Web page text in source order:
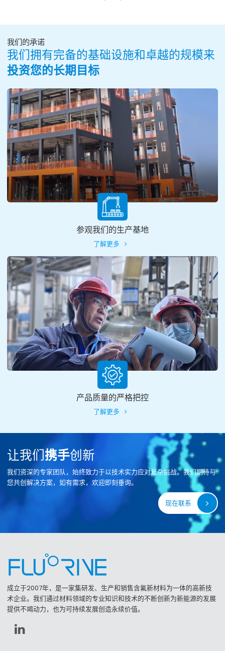
我们的承诺
我们拥有完备的基础设施和卓越的规模来
投资您的长期目标
参观我们的生产基地
了解更多
产品质量的严格把控
了解更多
让我们携手创新
我们资深的专家团队，始终致力于以技术实力应对复杂挑战。我们期待与
您共创解决方案，如有需求，欢迎即刻垂询。
现在联系
成立于2007年，是一家集研发、生产和销售含氟新材料为一体的高新技
术企业。我们通过材料领域的专业知识和技术的不断创新为新能源的发展
提供不竭动力，也为可持续发展创造永续价值。